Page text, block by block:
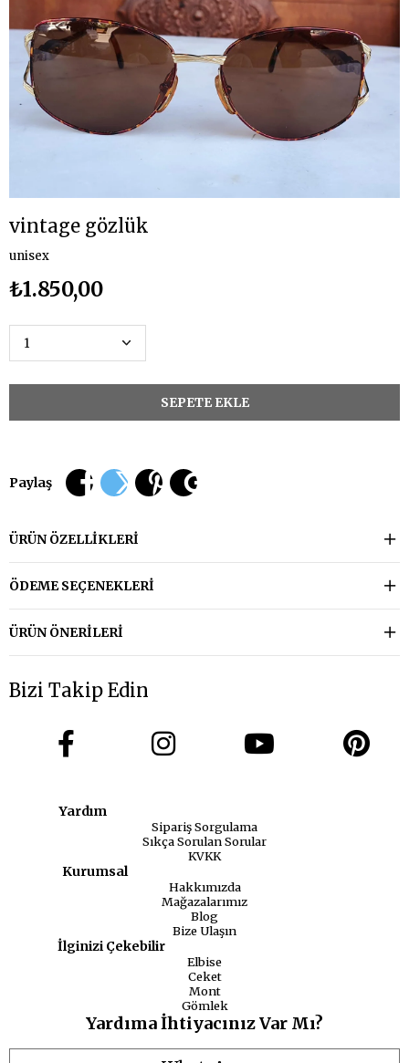
vintage gözlük
unisex
₺1.850,00
Paylaş
ÜRÜN ÖZELLIKLERI
ÖDEME SEÇENEKLERI
ÜRÜN ÖNERILERI
Bizi Takip Edin
Yardım
Sipariş Sorgulama
Sıkça Sorulan Sorular
KVKK
Kurumsal
Hakkımızda
Mağazalarımız
Blog
Bize Ulaşın
İlginizi Çekebilir
Elbise
Ceket
Mont
Gömlek
Yardıma İhtiyacınız Var Mı?